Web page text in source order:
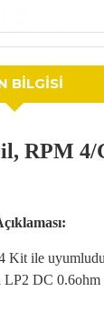
BILGISI
RPM
ile
DC